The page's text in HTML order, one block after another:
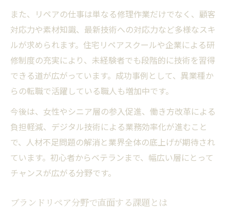
また、リペアの仕事は単なる修理作業だけでなく、顧客
対応力や素材知識、最新技術への対応力など多様なスキ
ルが求められます。住宅リペアスクールや企業による研
修制度の充実により、未経験者でも段階的に技術を習得
できる道が広がっています。成功事例として、異業種か
らの転職で活躍している職人も増加中です。
今後は、女性やシニア層の参入促進、働き方改革による
負担軽減、デジタル技術による業務効率化が進むこと
で、人材不足問題の解消と業界全体の底上げが期待され
ています。初心者からベテランまで、幅広い層にとって
チャンスが広がる分野です。
ブランドリペア分野で直面する課題とは